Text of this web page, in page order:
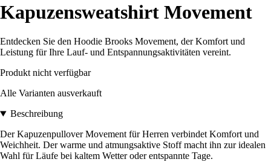
Kapuzensweatshirt Movement
Entdecken Sie den Hoodie Brooks Movement, der Komfort und
Leistung für Ihre Lauf- und Entspannungsaktivitäten vereint.
Produkt nicht verfügbar
Alle Varianten ausverkauft
Beschreibung
Der Kapuzenpullover Movement für Herren verbindet Komfort und
Weichheit. Der warme und atmungsaktive Stoff macht ihn zur idealen
Wahl für Läufe bei kaltem Wetter oder entspannte Tage.